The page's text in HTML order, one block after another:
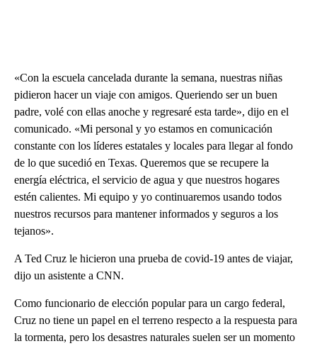
«Con la escuela cancelada durante la semana, nuestras niñas
pidieron hacer un viaje con amigos. Queriendo ser un buen
padre, volé con ellas anoche y regresaré esta tarde», dijo en el
comunicado. «Mi personal y yo estamos en comunicación
constante con los líderes estatales y locales para llegar al fondo
de lo que sucedió en Texas. Queremos que se recupere la
energía eléctrica, el servicio de agua y que nuestros hogares
estén calientes. Mi equipo y yo continuaremos usando todos
nuestros recursos para mantener informados y seguros a los
tejanos».
A Ted Cruz le hicieron una prueba de covid-19 antes de viajar,
dijo un asistente a CNN.
Como funcionario de elección popular para un cargo federal,
Cruz no tiene un papel en el terreno respecto a la respuesta para
la tormenta, pero los desastres naturales suelen ser un momento